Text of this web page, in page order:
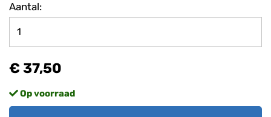
Aantal:
€ 37,50
Op voorraad